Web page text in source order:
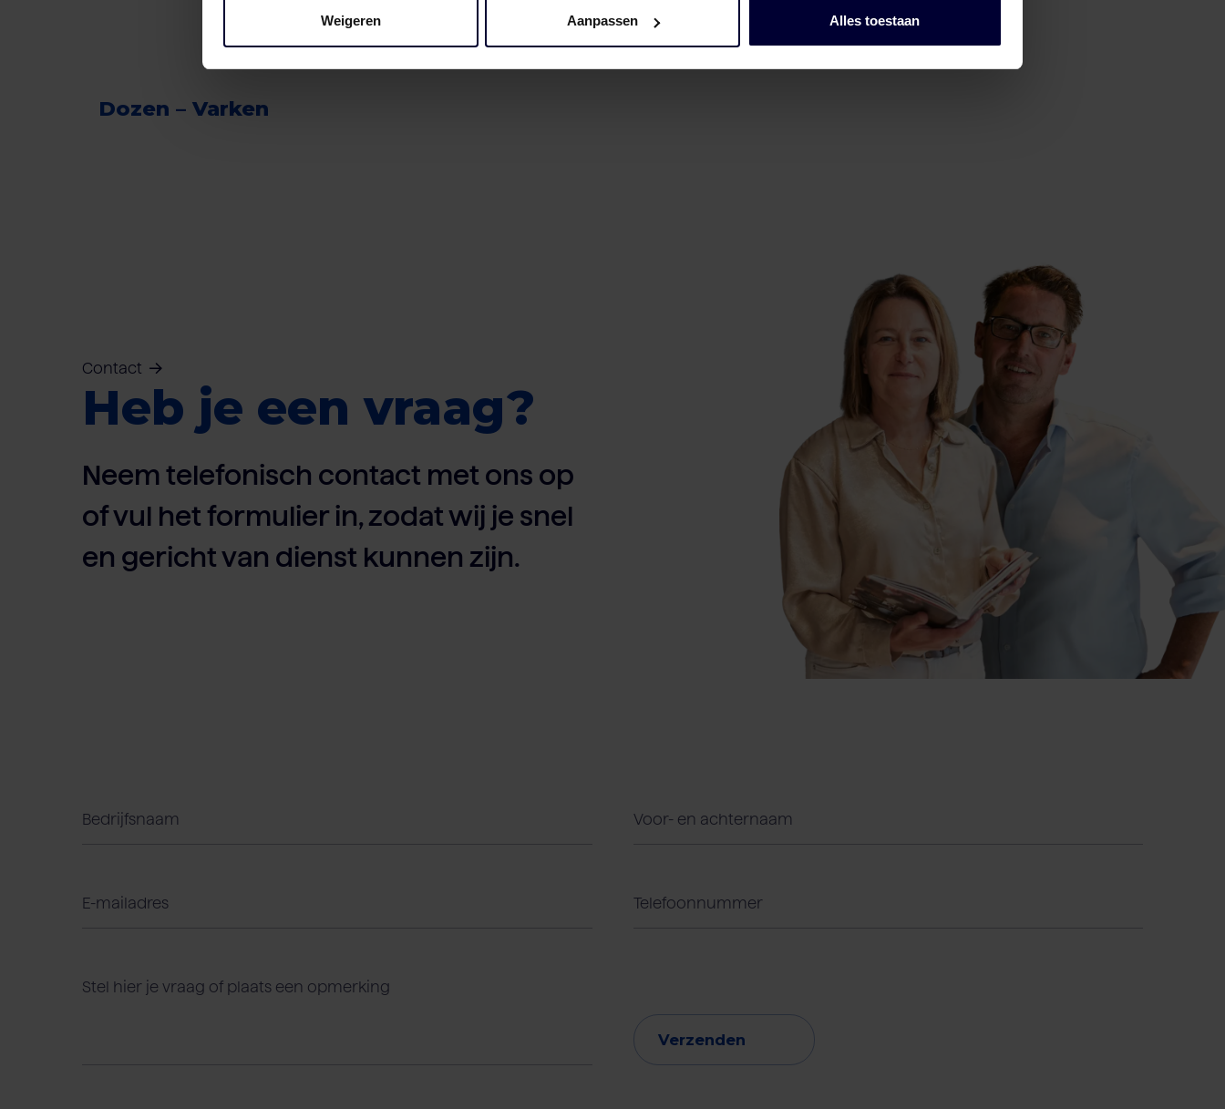
Weigeren Aanpassen Alles toestaan
Dozen – Varken
Contact
Heb je een vraag?
Neem telefonisch contact met ons op
of vul het formulier in, zodat wij je snel
en gericht van dienst kunnen zijn.
Verzenden